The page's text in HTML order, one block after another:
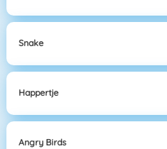
Snake
Happertje
Angry Birds